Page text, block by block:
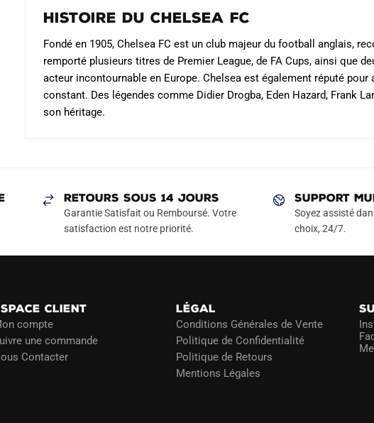
produit
du
Histoire du Chelsea FC
Fondé en 1905, Chelsea FC est un club majeur du football anglais,
remporté plusieurs titres de Premier League, de FA Cups, ainsi que
acteur incontournable en Europe. Chelsea est également réputé
constant. Des légendes comme Didier Drogba, Eden Hazard, Frank
son héritage.
RETOURS SOUS 14 JOURS
Garantie Satisfait ou Remboursé. Votre
satisfaction est notre priorité.
SUPPORT
Soyez assisté
choix, 24/7.
CLIENT
compte
une commande
Contacter
LÉGAL
Conditions Générales de Vente
Politique de Confidentialité
Politique de Retours
Mentions Légales